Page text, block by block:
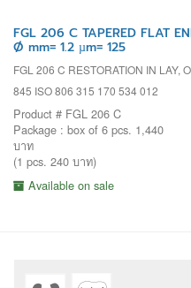
FGL 206 C TAPERED FLAT
Ø mm= 1.2 µm= 125
FGL 206 C RESTORATION IN LAY,
845 ISO 806 315 170 534 012
Product # FGL 206 C
Package : box of 6 pcs. 1,440
บาท
(1 pcs. 240 บาท)
Available on sale